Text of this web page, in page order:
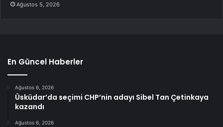
Ağustos 5, 2026
En Güncel Haberler
Ağustos 6, 2026
Üsküdar’da seçimi CHP’nin adayı Sibel Tan Çetinkaya
kazandı
Ağustos 6, 2026